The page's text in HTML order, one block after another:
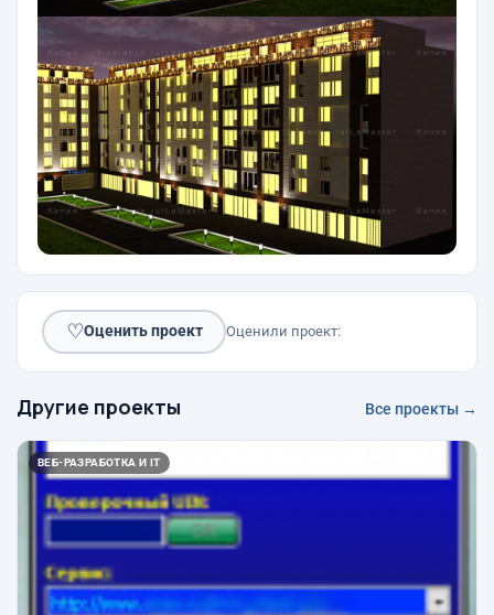
♡Оценить проект Оценили проект:
Другие проекты Все проекты →
ВЕБ-РАЗРАБОТКА И IT